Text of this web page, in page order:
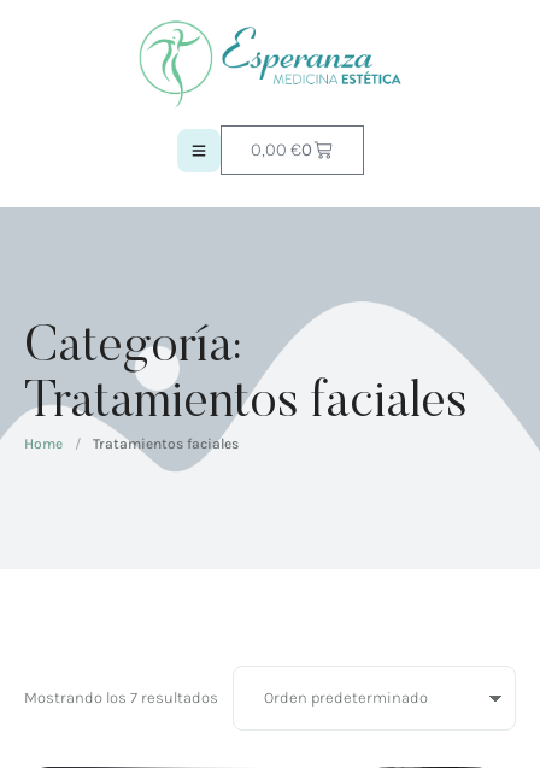
0,00 €0
Categoría:
Tratamientos faciales
Home / Tratamientos faciales
Mostrando los 7 resultados